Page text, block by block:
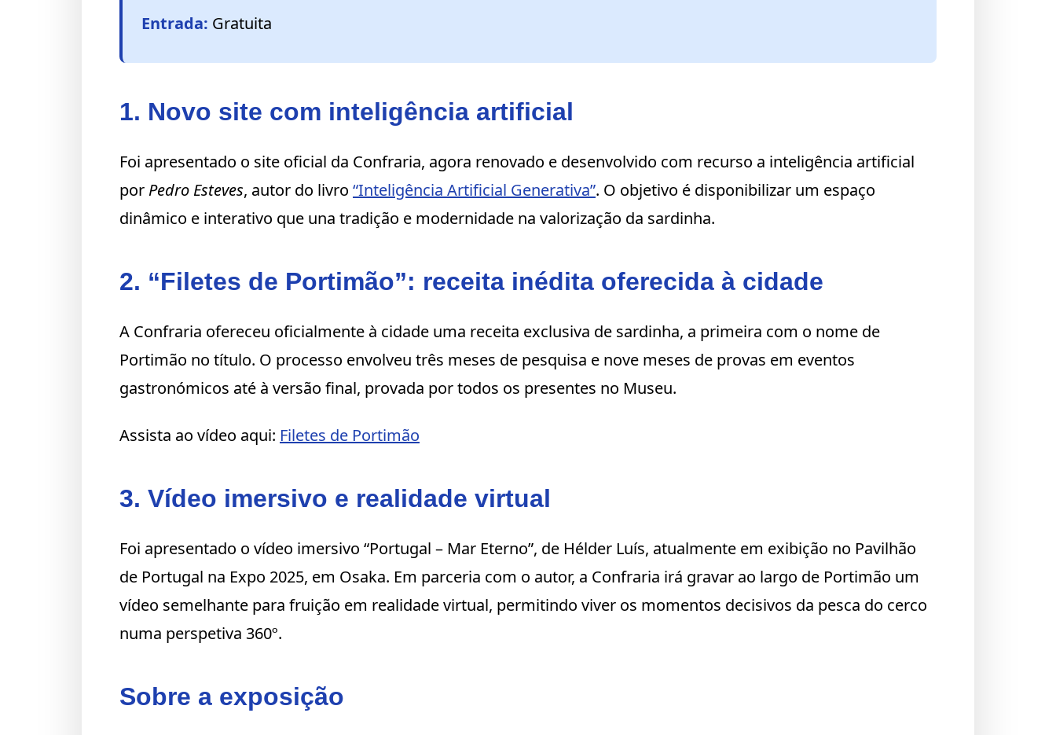
Entrada: Gratuita
1. Novo site com inteligência artificial
Foi apresentado o site oficial da Confraria, agora renovado e desenvolvido com recurso a inteligência artificial
por Pedro Esteves, autor do livro “Inteligência Artificial Generativa”. O objetivo é disponibilizar um espaço
dinâmico e interativo que una tradição e modernidade na valorização da sardinha.
2. “Filetes de Portimão”: receita inédita oferecida à cidade
A Confraria ofereceu oficialmente à cidade uma receita exclusiva de sardinha, a primeira com o nome de
Portimão no título. O processo envolveu três meses de pesquisa e nove meses de provas em eventos
gastronómicos até à versão final, provada por todos os presentes no Museu.
Assista ao vídeo aqui: Filetes de Portimão
3. Vídeo imersivo e realidade virtual
Foi apresentado o vídeo imersivo “Portugal – Mar Eterno”, de Hélder Luís, atualmente em exibição no Pavilhão
de Portugal na Expo 2025, em Osaka. Em parceria com o autor, a Confraria irá gravar ao largo de Portimão um
vídeo semelhante para fruição em realidade virtual, permitindo viver os momentos decisivos da pesca do cerco
numa perspetiva 360º.
Sobre a exposição